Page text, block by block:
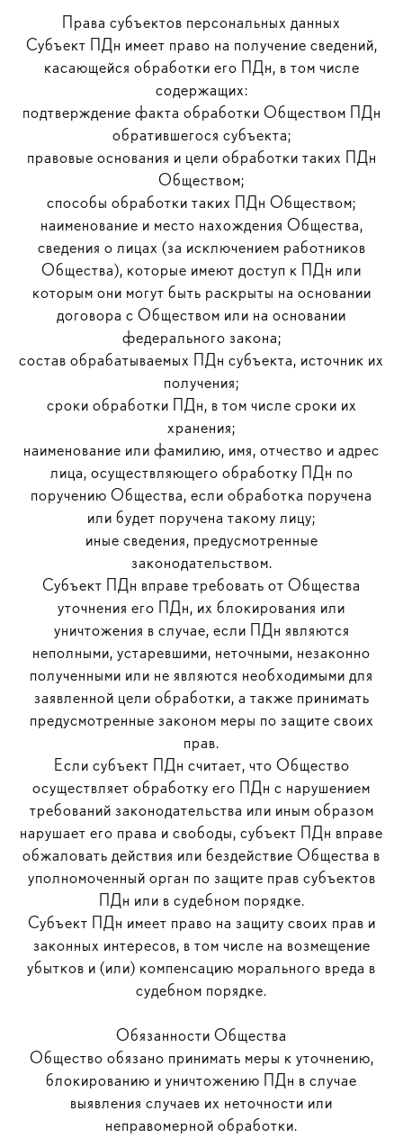
Права субъектов персональных данных
Субъект ПДн имеет право на получение сведений,
касающейся обработки его ПДн, в том числе
содержащих:
подтверждение факта обработки Обществом ПДн
обратившегося субъекта;
правовые основания и цели обработки таких ПДн
Обществом;
способы обработки таких ПДн Обществом;
наименование и место нахождения Общества,
сведения о лицах (за исключением работников
Общества), которые имеют доступ к ПДн или
которым они могут быть раскрыты на основании
договора с Обществом или на основании
федерального закона;
состав обрабатываемых ПДн субъекта, источник их
получения;
сроки обработки ПДн, в том числе сроки их
хранения;
наименование или фамилию, имя, отчество и адрес
лица, осуществляющего обработку ПДн по
поручению Общества, если обработка поручена
или будет поручена такому лицу;
иные сведения, предусмотренные
законодательством.
Субъект ПДн вправе требовать от Общества
уточнения его ПДн, их блокирования или
уничтожения в случае, если ПДн являются
неполными, устаревшими, неточными, незаконно
полученными или не являются необходимыми для
заявленной цели обработки, а также принимать
предусмотренные законом меры по защите своих
прав.
Если субъект ПДн считает, что Общество
осуществляет обработку его ПДн с нарушением
требований законодательства или иным образом
нарушает его права и свободы, субъект ПДн вправе
обжаловать действия или бездействие Общества в
уполномоченный орган по защите прав субъектов
ПДн или в судебном порядке.
Субъект ПДн имеет право на защиту своих прав и
законных интересов, в том числе на возмещение
убытков и (или) компенсацию морального вреда в
судебном порядке.
Обязанности Общества
Общество обязано принимать меры к уточнению,
блокированию и уничтожению ПДн в случае
выявления случаев их неточности или
неправомерной обработки.